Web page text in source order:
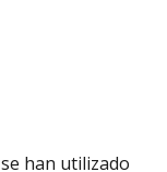
han utilizado